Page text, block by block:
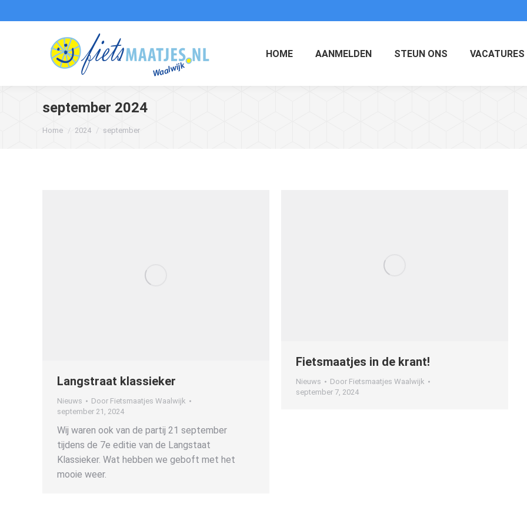
HOME AANMELDEN STEUN ONS VACATURES
september 2024
Je bent hier:
Home 2024 september
Langstraat klassieker
Nieuws Door Fietsmaatjes Waalwijk
september 21, 2024
Wij waren ook van de partij 21 september
tijdens de 7e editie van de Langstaat
Klassieker. Wat hebben we geboft met het
mooie weer.
Fietsmaatjes in de krant!
Nieuws Door Fietsmaatjes Waalwijk
september 7, 2024